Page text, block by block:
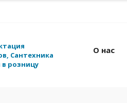
Сантехника
розницу
О нас